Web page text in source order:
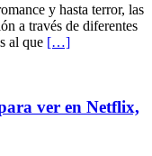
y hasta terror, las
a través de diferentes
al que […]
ver en Netflix,